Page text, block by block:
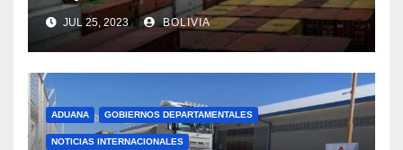
importaciones de algunos
bienes y servicios
JUL 25, 2023 BOLIVIA
ADUANA GOBIERNOS DEPARTAMENTALES
NOTICIAS INTERNACIONALES